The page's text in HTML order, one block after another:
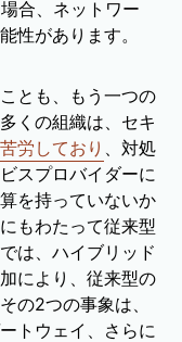
合、ネットワー
性があります。
とも、もう一つの
くの組織は、セキ
労しており
、対処
スプロバイダーに
を持っていないか
もわたって従来型
は、ハイブリッド
により、従来型の
の2つの事象は、
トウェイ、さらに